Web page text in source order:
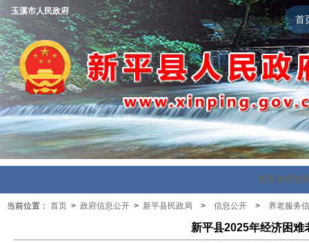
首
玉溪市人民政府
首页 政府信
当前位置： 首页 > 政府信息公开 > 新平县民政局 > 信息公开 > 养老服务
新平县2025年经济困